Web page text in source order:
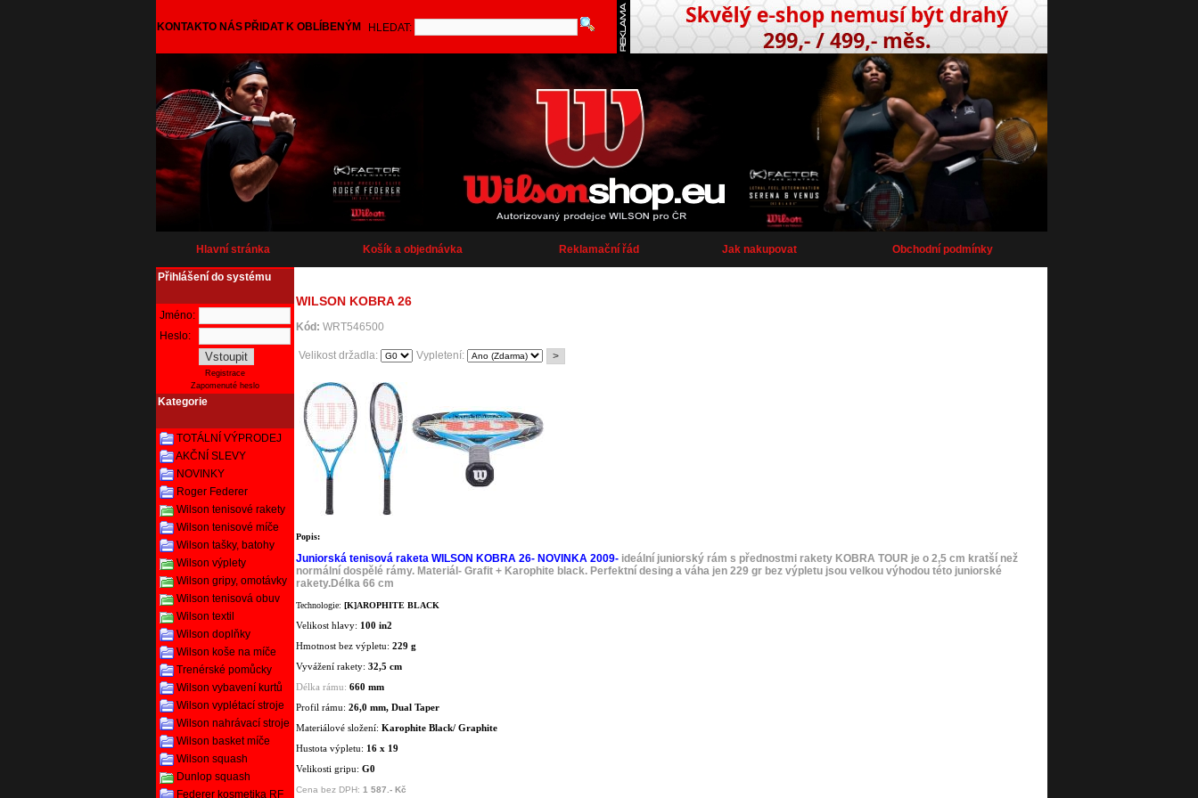
KONTAKTO NÁS PŘIDAT K OBLÍBENÝM HLEDAT:
Hlavní stránka Košík a objednávka Reklamační řád Jak nakupovat Obchodní podmínky
Přihlášení do systému
Jméno:
Heslo:
Registrace
Zapomenuté heslo
Kategorie
TOTÁLNÍ VÝPRODEJ
AKČNÍ SLEVY
NOVINKY
Roger Federer
Wilson tenisové rakety
Wilson tenisové míče
Wilson tašky, batohy
Wilson výplety
Wilson gripy, omotávky
Wilson tenisová obuv
Wilson textil
Wilson doplňky
Wilson koše na míče
Trenérské pomůcky
Wilson vybavení kurtů
Wilson vyplétací stroje
Wilson nahrávací stroje
Wilson basket míče
Wilson squash
Dunlop squash
Federer kosmetika RF
WILSON KOBRA 26
Kód: WRT546500
Velikost držadla: Vypletení:
Popis:
Juniorská tenisová raketa WILSON KOBRA 26- NOVINKA 2009- ideální juniorský rám s přednostmi rakety KOBRA TOUR je o 2,5 cm kratší než
normální dospělé rámy. Materiál- Grafit + Karophite black. Perfektní desing a váha jen 229 gr bez výpletu jsou velkou výhodou této juniorské
rakety.Délka 66 cm
Technologie: [K]AROPHITE BLACK
Velikost hlavy: 100 in2
Hmotnost bez výpletu: 229 g
Vyvážení rakety: 32,5 cm
Délka rámu: 660 mm
Profil rámu: 26,0 mm, Dual Taper
Materiálové složení: Karophite Black/ Graphite
Hustota výpletu: 16 x 19
Velikosti gripu: G0
Cena bez DPH: 1 587.- Kč